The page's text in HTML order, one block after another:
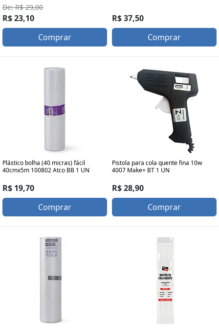
De: R$ 29,00
R$ 23,10
Comprar
R$ 37,50
Comprar
Plástico bolha (40 micras) fácil
40cmx5m 100802 Atco BB 1 UN
R$ 19,70
Comprar
Pistola para cola quente fina 10w
4007 Make+ BT 1 UN
R$ 28,90
Comprar